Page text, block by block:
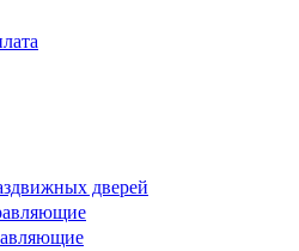
дверей